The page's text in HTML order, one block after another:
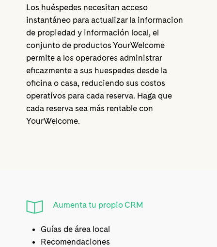
Los huéspedes necesitan acceso
instantáneo para actualizar la informacion
de propiedad y información local, el
conjunto de productos YourWelcome
permite a los operadores administrar
eficazmente a sus huespedes desde la
oficina o casa, reduciendo sus costos
operativos para cada reserva. Haga que
cada reserva sea más rentable con
YourWelcome.
Aumenta tu propio CRM
Guías de área local
Recomendaciones